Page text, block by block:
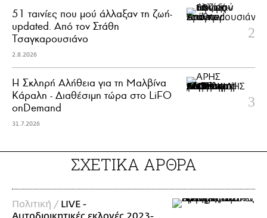
51 ταινίες που μού άλλαξαν τη ζωή-
updated. Aπό τον Στάθη
Τσαγκαρουσιάνο
2.8.2026
Η Σκληρή Αλήθεια για τη Μαλβίνα
Κάραλη - Διαθέσιμη τώρα στo LiFO
onDemand
31.7.2026
ΣΧΕΤΙΚΑ ΑΡΘΡΑ
Πολιτική / LIVE -